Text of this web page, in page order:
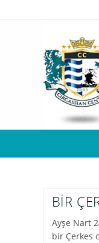
BİR
Ayşe Nart
bir Çerkes